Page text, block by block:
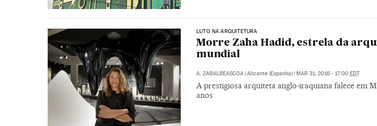
LUTO NA ARQUITETURA
Morre Zaha Hadid, estrela da
mundial
A. ZABALBEASCOA Alicante (Espanha) MAR 31, 2016 - 17:00 EDT
A prestigiosa arquiteta anglo-iraquiana falece em
anos